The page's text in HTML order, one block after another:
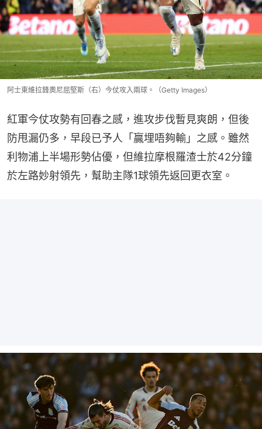
阿士東維拉鋒奧尼屈堅斯（右）今仗攻入兩球。（Getty Images）
紅軍今仗攻勢有回春之感，進攻步伐暫見爽朗，但後
防甩漏仍多，早段已予人「贏埋唔夠輸」之感。雖然
利物浦上半場形勢佔優，但維拉摩根羅渣士於42分鐘
於左路妙射領先，幫助主隊1球領先返回更衣室。